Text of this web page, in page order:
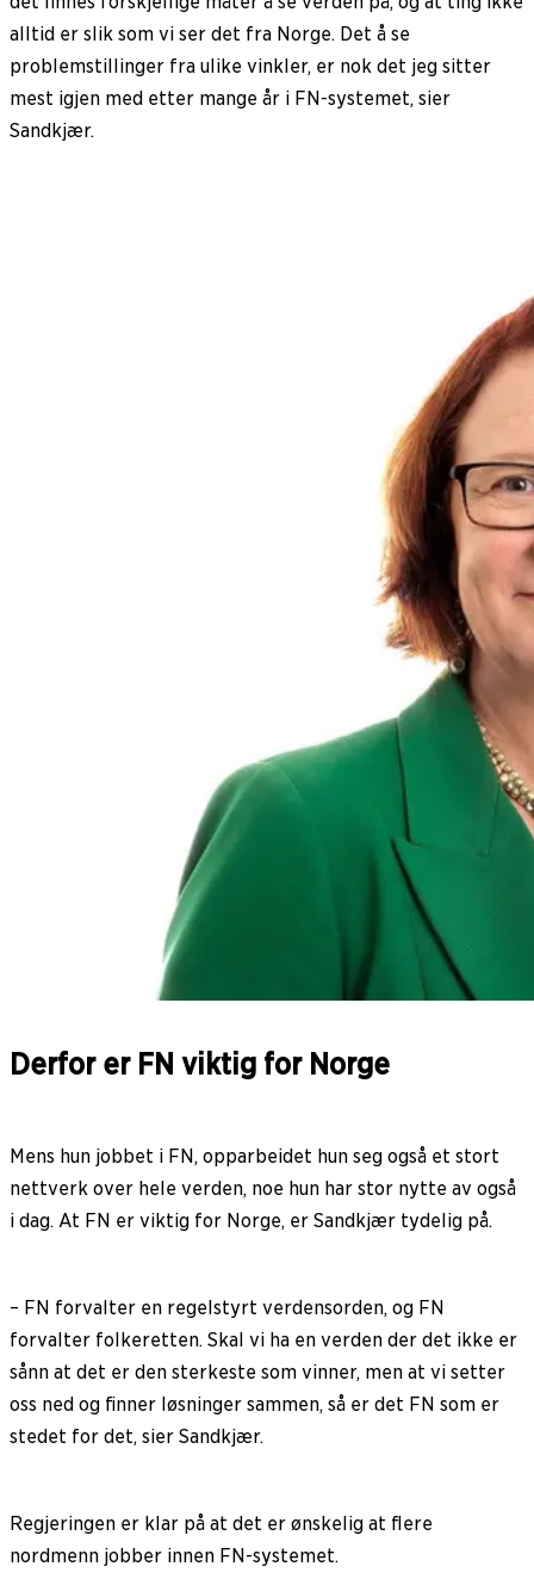
alltid er slik som vi ser det fra Norge. Det å se
problemstillinger fra ulike vinkler, er nok det jeg sitter
mest igjen med etter mange år i FN-systemet, sier
Sandkjær.
Derfor er FN viktig for Norge
Mens hun jobbet i FN, opparbeidet hun seg også et stort
nettverk over hele verden, noe hun har stor nytte av også
i dag. At FN er viktig for Norge, er Sandkjær tydelig på.
– FN forvalter en regelstyrt verdensorden, og FN
forvalter folkeretten. Skal vi ha en verden der det ikke er
sånn at det er den sterkeste som vinner, men at vi setter
oss ned og finner løsninger sammen, så er det FN som er
stedet for det, sier Sandkjær.
Regjeringen er klar på at det er ønskelig at flere
nordmenn jobber innen FN-systemet.